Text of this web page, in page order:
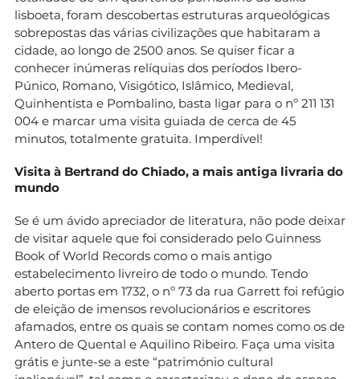
lisboeta, foram descobertas estruturas arqueológicas
sobrepostas das várias civilizações que habitaram a
cidade, ao longo de 2500 anos. Se quiser ficar a
conhecer inúmeras relíquias dos períodos Ibero-
Púnico, Romano, Visigótico, Islâmico, Medieval,
Quinhentista e Pombalino, basta ligar para o nº 211 131
004 e marcar uma visita guiada de cerca de 45
minutos, totalmente gratuita. Imperdível!
Visita à Bertrand do Chiado, a mais antiga livraria do
mundo
Se é um ávido apreciador de literatura, não pode deixar
de visitar aquele que foi considerado pelo Guinness
Book of World Records como o mais antigo
estabelecimento livreiro de todo o mundo. Tendo
aberto portas em 1732, o nº 73 da rua Garrett foi refúgio
de eleição de imensos revolucionários e escritores
afamados, entre os quais se contam nomes como os de
Antero de Quental e Aquilino Ribeiro. Faça uma visita
grátis e junte-se a este “património cultural